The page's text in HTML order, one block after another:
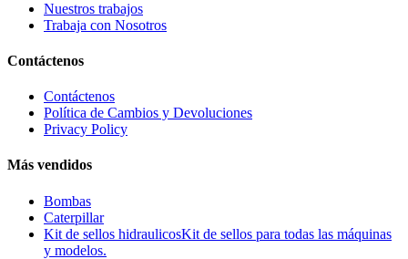
Nuestros trabajos
Trabaja con Nosotros
Contáctenos
Contáctenos
Política de Cambios y Devoluciones
Privacy Policy
Más vendidos
Bombas
Caterpillar
Kit de sellos hidraulicosKit de sellos para todas las máquinas
y modelos.